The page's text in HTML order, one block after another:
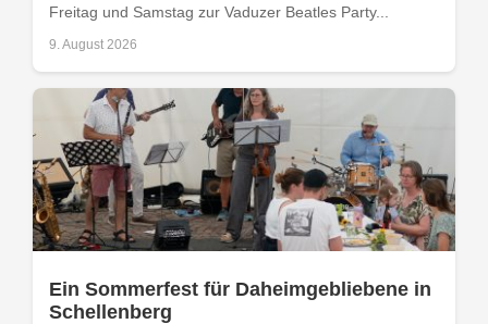
Freitag und Samstag zur Vaduzer Beatles Party...
9. August 2026
Ein Sommerfest für Daheimgebliebene in
Schellenberg